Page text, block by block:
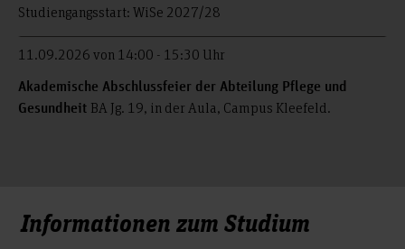
Studiengangsstart: WiSe 2027/28
11.09.2026 von 14:00 - 15:30 Uhr
Akademische Abschlussfeier der Abteilung Pflege und
Gesundheit BA Jg. 19, in der Aula, Campus Kleefeld.
Informationen zum Studium